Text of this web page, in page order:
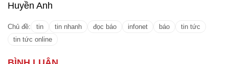
Huyền Anh
Chủ đề: tin tin nhanh đọc báo infonet báo
tin tức
tin tức online